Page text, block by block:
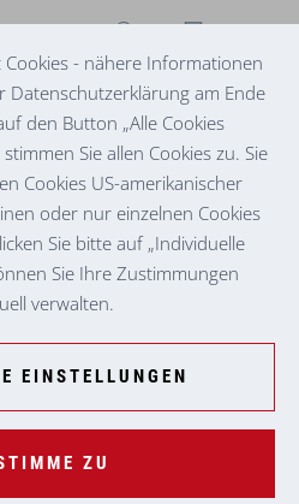
MIT "ZAUNGÄSTEN"
war Maria Wedl,
Landl, immer überzeugt.
war es soweit.
Cookies - nähere Informationen
Datenschutzerklärung am Ende
den Button „Alle Cookies
Sie allen Cookies zu. Sie
Cookies US-amerikanischer
oder nur einzelnen Cookies
Sie bitte auf „Individuelle
Sie Ihre Zustimmungen
verwalten.
EINSTELLUNGEN
ZU